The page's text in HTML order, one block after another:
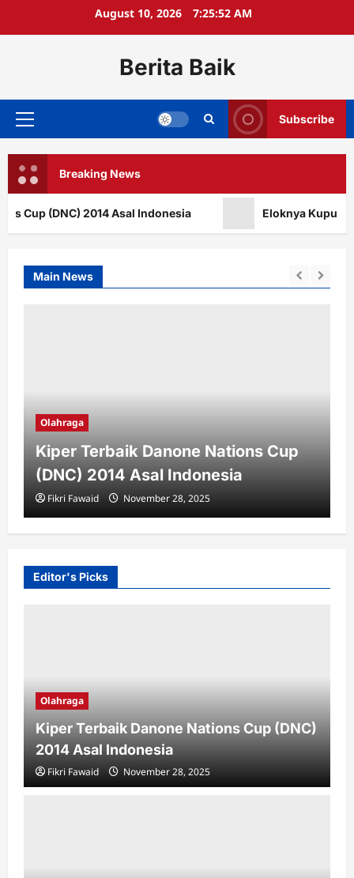
August 10, 2026 7:25:53 AM
Berita Baik
Primary
Subscribe
Breaking News
(DNC) 2014 Asal Indonesia Eloknya Kupu –
Main News
Olahraga
Kiper Terbaik Danone Nations Cup
(DNC) 2014 Asal Indonesia
Fikri Fawaid November 28, 2025
Editor's Picks
Olahraga
Kiper Terbaik Danone Nations Cup (DNC)
2014 Asal Indonesia
Fikri Fawaid November 28, 2025